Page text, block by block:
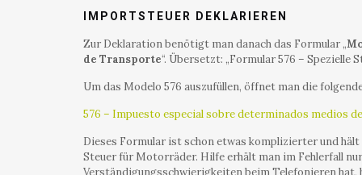
IMPORTSTEUER DEKLARIEREN
Zur Deklaration benötigt man danach das Formular „
de Transporte“. Übersetzt: „Formular 576 –
Um das Modelo 576 auszufüllen, öffnet man die
576 – Impuesto especial sobre determinados medios
Dieses Formular ist schon etwas komplizierter und
Steuer für Motorräder. Hilfe erhält man im Fehlerfall
Verständigungsschwierigkeiten beim Telefonieren hat,